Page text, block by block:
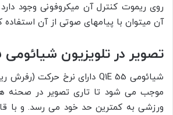
روی ریموت کنترل آن میکروفونی وجود
آن میتوان با پیامهای صوتی از آن استفاده
تصویر در تلویزیون شیائومی Q1E 55
موجب می شود تا تاری تصویر در صحنه